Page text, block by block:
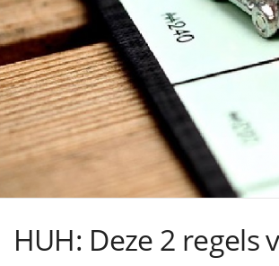
HUH: Deze 2